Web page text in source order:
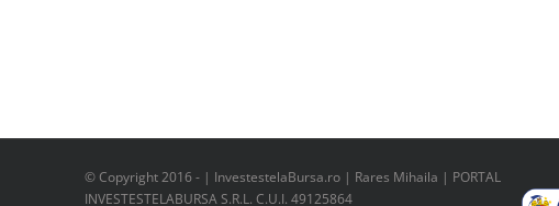
© Copyright 2016 - | InvestestelaBursa.ro | Rares Mihaila | PORTAL
INVESTESTELABURSA S.R.L. C.U.I. 49125864